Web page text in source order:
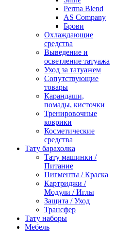
Perma Blend
AS Company
Брови
Охлаждающие
средства
Выведение и
осветление татуажа
Уход за татуажем
Сопутствующие
товары
Карандаши,
помады, кисточки
Тренировочные
коврики
Косметические
средства
Тату барахолка
Тату машинки /
Питание
Пигменты / Краска
Картриджи /
Модули / Иглы
Защита / Уход
Трансфер
Тату наборы
Мебель